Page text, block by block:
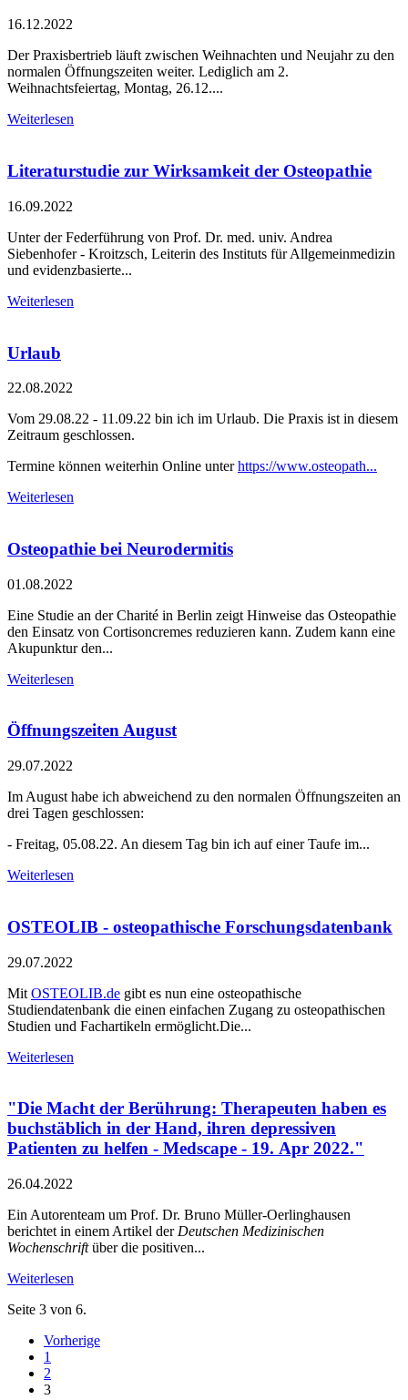
16.12.2022
Der Praxisbertrieb läuft zwischen Weihnachten und Neujahr zu den
normalen Öffnungszeiten weiter. Lediglich am 2.
Weihnachtsfeiertag, Montag, 26.12....
Weiterlesen
Literaturstudie zur Wirksamkeit der Osteopathie
16.09.2022
Unter der Federführung von Prof. Dr. med. univ. Andrea
Siebenhofer - Kroitzsch, Leiterin des Instituts für Allgemeinmedizin
und evidenzbasierte...
Weiterlesen
Urlaub
22.08.2022
Vom 29.08.22 - 11.09.22 bin ich im Urlaub. Die Praxis ist in diesem
Zeitraum geschlossen.
Termine können weiterhin Online unterhttps://www.osteopath...
Weiterlesen
Osteopathie bei Neurodermitis
01.08.2022
Eine Studie an der Charité in Berlin zeigt Hinweise das Osteopathie
den Einsatz von Cortisoncremes reduzieren kann. Zudem kann eine
Akupunktur den...
Weiterlesen
Öffnungszeiten August
29.07.2022
Im August habe ich abweichend zu den normalen Öffnungszeiten an
drei Tagen geschlossen:
- Freitag, 05.08.22. An diesem Tag bin ich auf einer Taufe im...
Weiterlesen
OSTEOLIB - osteopathische Forschungsdatenbank
29.07.2022
Mit OSTEOLIB.de gibt es nun eine osteopathische
Studiendatenbank die einen einfachen Zugang zu osteopathischen
Studien und Fachartikeln ermöglicht.Die...
Weiterlesen
"Die Macht der Berührung: Therapeuten haben es
buchstäblich in der Hand, ihren depressiven
Patienten zu helfen - Medscape - 19. Apr 2022."
26.04.2022
Ein Autorenteam um Prof. Dr. Bruno Müller-Oerlinghausen
berichtet in einem Artikel der Deutschen Medizinischen
Wochenschriftüber die positiven...
Weiterlesen
Seite 3 von 6.
Vorherige
1
2
3